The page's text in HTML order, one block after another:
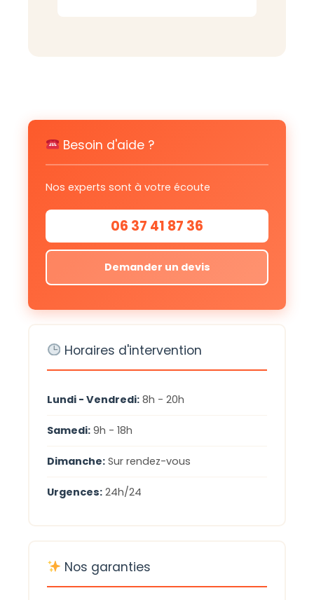
Besoin d'aide ?
Nos experts sont à votre écoute
06 37 41 87 36
Demander un devis
Horaires d'intervention
Lundi - Vendredi: 8h - 20h
Samedi: 9h - 18h
Dimanche: Sur rendez-vous
Urgences: 24h/24
Nos garanties